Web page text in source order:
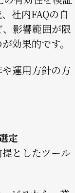
社内FAQの自
影響範囲が限
効果的です。
運用方針の方
定
としたツール